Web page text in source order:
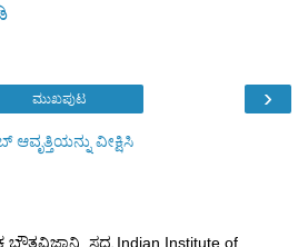
›
ಮುಖಪುಟ
ಆವೃತ್ತಿಯನ್ನು ವೀಕ್ಷಿಸಿ
ಭೌತವಿಜ್ಞಾನಿ. ಸದ್ಯ Indian Institute of